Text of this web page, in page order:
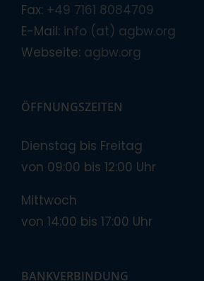
Fax: +49 7161 8084709
E-Mail: info (at) agbw.org
Webseite: agbw.org
ÖFFNUNGSZEITEN
Dienstag bis Freitag
von 09:00 bis 12:00 Uhr
Mittwoch
von 14:00 bis 17:00 Uhr
BANKVERBINDUNG